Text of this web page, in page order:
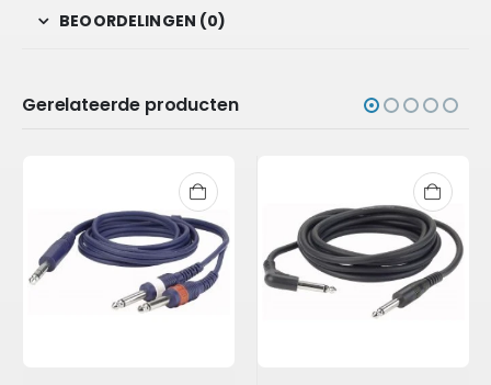
BEOORDELINGEN (0)
Gerelateerde producten